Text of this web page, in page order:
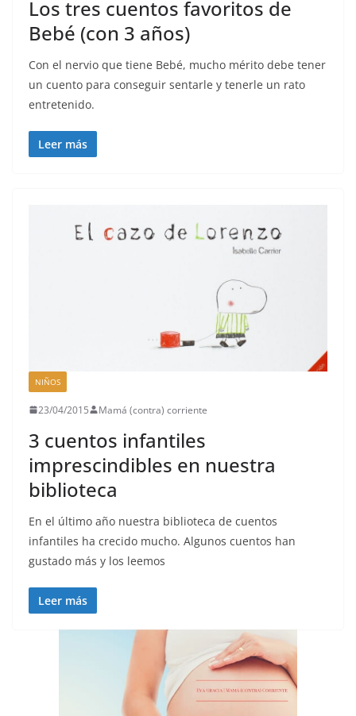
Los tres cuentos favoritos de
Bebé (con 3 años)
Con el nervio que tiene Bebé, mucho mérito debe tener
un cuento para conseguir sentarle y tenerle un rato
entretenido.
Leer más
NIÑOS
23/04/2015 Mamá (contra) corriente
3 cuentos infantiles
imprescindibles en nuestra
biblioteca
En el último año nuestra biblioteca de cuentos
infantiles ha crecido mucho. Algunos cuentos han
gustado más y los leemos
Leer más